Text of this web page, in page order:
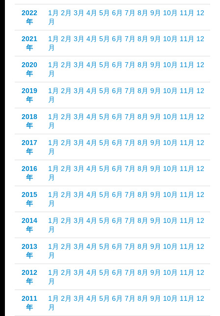
2022
年
1月 2月 3月 4月 5月 6月 7月 8月 9月 10月 11月 12
月
2021
年
1月 2月 3月 4月 5月 6月 7月 8月 9月 10月 11月 12
月
2020
年
1月 2月 3月 4月 5月 6月 7月 8月 9月 10月 11月 12
月
2019
年
1月 2月 3月 4月 5月 6月 7月 8月 9月 10月 11月 12
月
2018
年
1月 2月 3月 4月 5月 6月 7月 8月 9月 10月 11月 12
月
2017
年
1月 2月 3月 4月 5月 6月 7月 8月 9月 10月 11月 12
月
2016
年
1月 2月 3月 4月 5月 6月 7月 8月 9月 10月 11月 12
月
2015
年
1月 2月 3月 4月 5月 6月 7月 8月 9月 10月 11月 12
月
2014
年
1月 2月 3月 4月 5月 6月 7月 8月 9月 10月 11月 12
月
2013
年
1月 2月 3月 4月 5月 6月 7月 8月 9月 10月 11月 12
月
2012
年
1月 2月 3月 4月 5月 6月 7月 8月 9月 10月 11月 12
月
2011
年
1月 2月 3月 4月 5月 6月 7月 8月 9月 10月 11月 12
月